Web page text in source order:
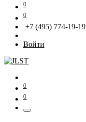
0
0
+7 (495) 774-19-19
Войти
0
0